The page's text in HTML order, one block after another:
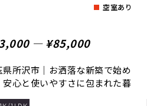
空室あり
― ¥85,000
県所沢市｜お洒落な新築で始め
安心と使いやすさに包まれた暮